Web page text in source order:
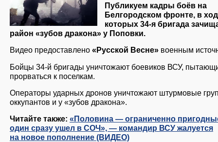
Публикуем кадры боёв на
Белгородском фронте, в
которых 34-я бригада
район «зубов дракона» у Поповки.
Видео предоставлено «Русской Весне» военным
Бойцы 34-й бригады уничтожают боевиков ВСУ,
прорваться к поселкам.
Операторы ударных дронов уничтожают штурмовые
оккупантов и у «зубов дракона».
Читайте также: «Половина — ограниченно
один сразу ушел в СОЧ», — командир ВСУ жалуется
на новое пополнение (ВИДЕО)